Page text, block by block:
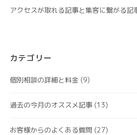
アクセスが取れる記事と集客に繋がる記
カテゴリー
個別相談の詳細と料金 (9)
過去の今月のオススメ記事 (13)
お客様からのよくある質問 (27)